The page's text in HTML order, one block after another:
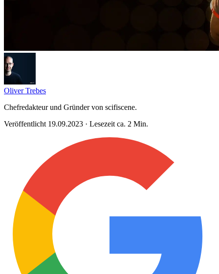
Oliver Trebes
Chefredakteur und Gründer von scifiscene.
Veröffentlicht 19.09.2023 · Lesezeit ca. 2 Min.